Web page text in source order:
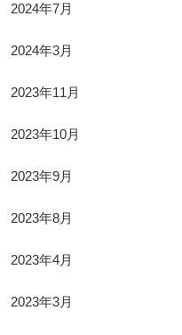
2024年7月
2024年3月
2023年11月
2023年10月
2023年9月
2023年8月
2023年4月
2023年3月